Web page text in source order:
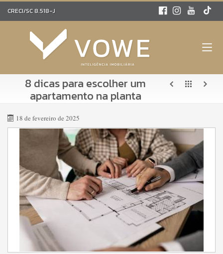
CRECI/SC 8.518-J
8 dicas para escolher um
apartamento na planta
18 de fevereiro de 2025